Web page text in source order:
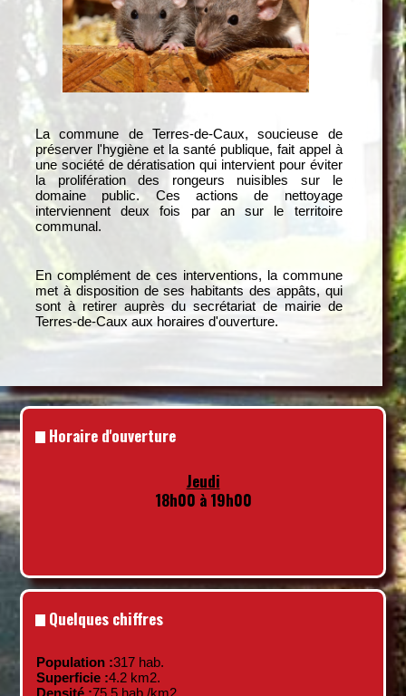
La commune de Terres-de-Caux, soucieuse de
préserver l'hygiène et la santé publique, fait appel à
une société de dératisation qui intervient pour éviter
la prolifération des rongeurs nuisibles sur le
domaine public. Ces actions de nettoyage
interviennent deux fois par an sur le territoire
communal.
En complément de ces interventions, la commune
met à disposition de ses habitants des appâts, qui
sont à retirer auprès du secrétariat de mairie de
Terres-de-Caux aux horaires d'ouverture.
Horaire d'ouverture
Jeudi
18h00 à 19h00
Quelques chiffres
Population :317 hab.
Superficie :4.2 km2.